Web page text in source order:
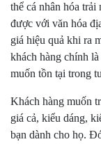
thể cá nhân hóa
được với văn hóa
giá hiệu quả khi ra
khách hàng chính
muốn tồn tại trong
Khách hàng muốn
giá cả, kiểu dáng,
bạn dành cho họ.